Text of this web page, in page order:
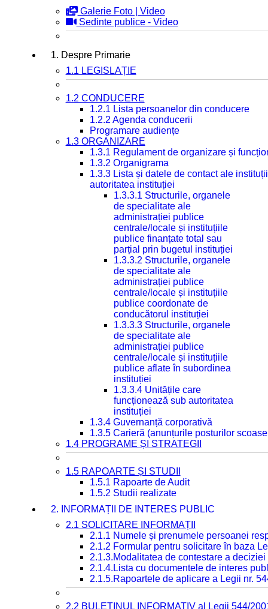
Galerie Foto | Video
Sedinte publice - Video
1. Despre Primarie
1.1 LEGISLAȚIE
1.2 CONDUCERE
1.2.1 Lista persoanelor din conducere
1.2.2 Agenda conducerii
Programare audiențe
1.3 ORGANIZARE
1.3.1 Regulament de organizare și
1.3.2 Organigrama
1.3.3 Lista și datele de contact ale
autoritatea instituției
1.3.3.1 Structurile, organele
de specialitate ale
administrației publice
centrale/locale și instituțiile
publice finanțate total sau
parțial prin bugetul instituției
1.3.3.2 Structurile, organele
de specialitate ale
administrației publice
centrale/locale și instituțiile
publice coordonate de
conducătorul instituției
1.3.3.3 Structurile, organele
de specialitate ale
administrației publice
centrale/locale și instituțiile
publice aflate în subordinea
instituției
1.3.3.4 Unitățile care
funcționează sub autoritatea
instituției
1.3.4 Guvernanță corporativă
1.3.5 Carieră (anunțurile posturilor
1.4 PROGRAME ȘI STRATEGII
1.5 RAPOARTE ȘI STUDII
1.5.1 Rapoarte de Audit
1.5.2 Studii realizate
2. INFORMAȚII DE INTERES PUBLIC
2.1 SOLICITARE INFORMAȚII
2.1.1 Numele și prenumele persoanei
2.1.2 Formular pentru solicitare în baza
2.1.3.Modalitatea de contestare a
2.1.4.Lista cu documentele de interes
2.1.5.Rapoartele de aplicare a Legii nr.
2.2 BULETINUL INFORMATIV al Legii 544/